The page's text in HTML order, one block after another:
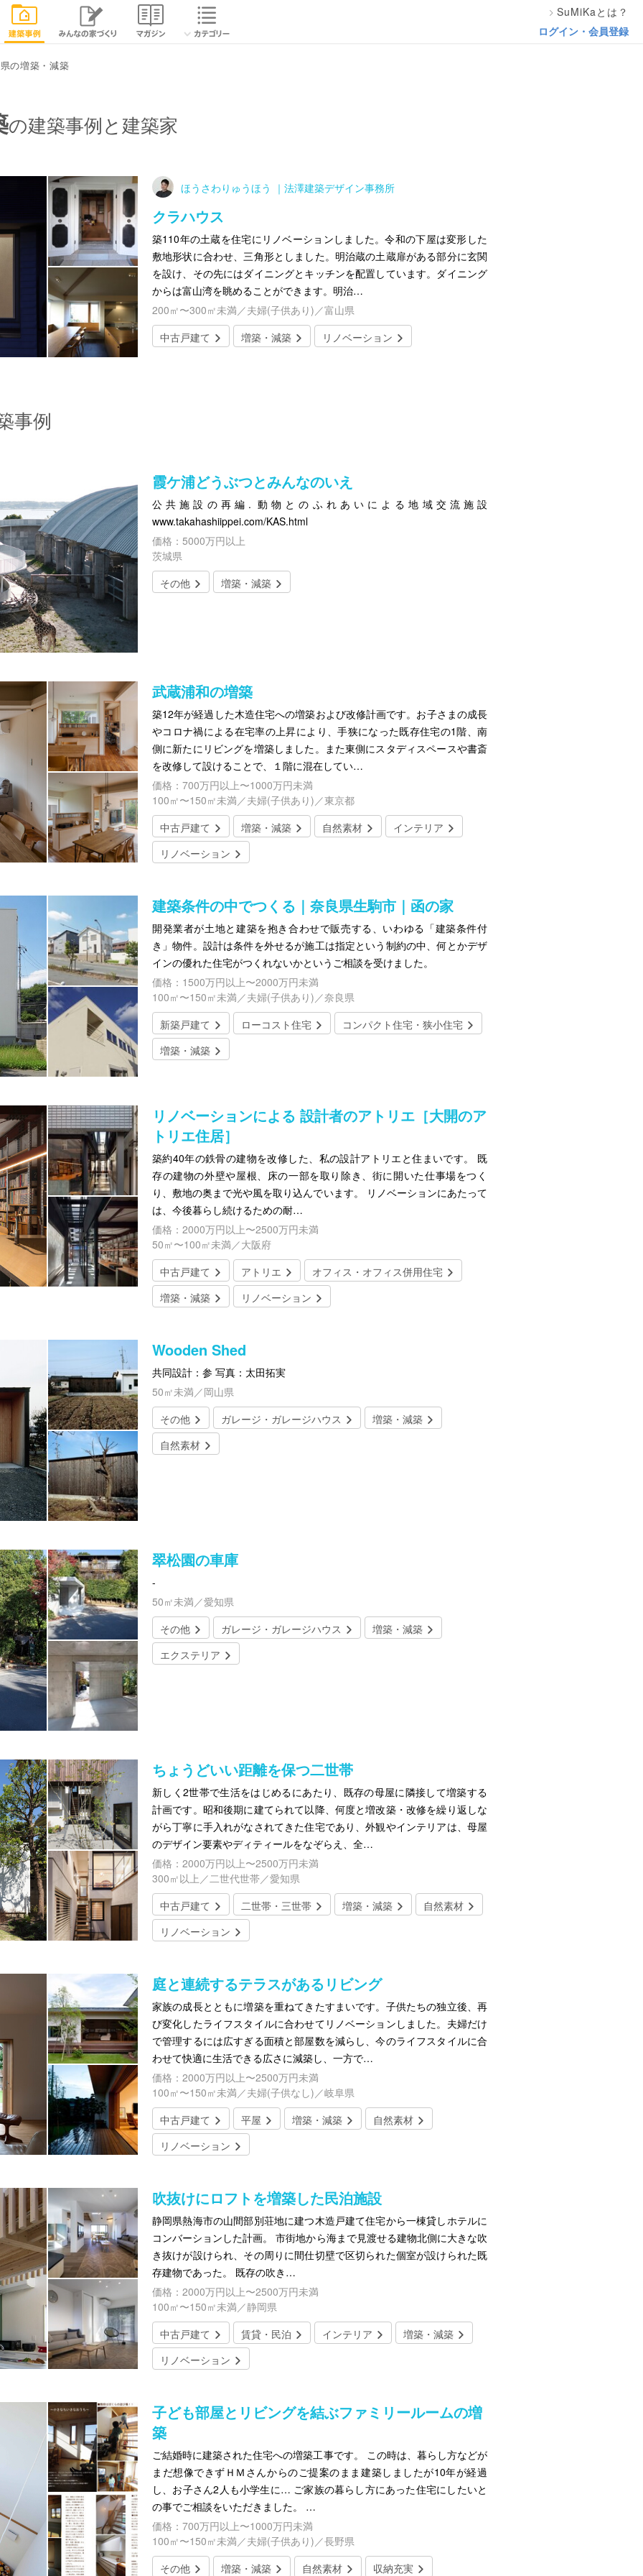
SuMiKaとは？
ログイン・会員登録
の増築・減築
の建築事例と建築家
ほうさわりゅうほう ｜法澤建築デザイン事務所
クラハウス
築110年の土蔵を住宅にリノベーションしました。令和の下屋は変形した
敷地形状に合わせ、三角形としました。明治蔵の土蔵扉がある部分に玄関
を設け、その先にはダイニングとキッチンを配置しています。ダイニング
からは富山湾を眺めることができます。明治…
200㎡〜300㎡未満／夫婦(子供あり)／富山県
中古戸建て
増築・減築 リノベーション
事例
霞ケ浦どうぶつとみんなのいえ
公共施設の再編. 動物とのふれあいによる地域交流施設
www.takahashiippei.com/KAS.html
価格：5000万円以上
茨城県
その他
増築・減築
武蔵浦和の増築
築12年が経過した木造住宅への増築および改修計画です。お子さまの成長
やコロナ禍による在宅率の上昇により、手狭になった既存住宅の1階、南
側に新たにリビングを増築しました。また東側にスタディスペースや書斎
を改修して設けることで、１階に混在してい…
価格：700万円以上〜1000万円未満
100㎡〜150㎡未満／夫婦(子供あり)／東京都
中古戸建て
増築・減築 自然素材
インテリア
リノベーション
建築条件の中でつくる｜奈良県生駒市｜函の家
開発業者が土地と建築を抱き合わせで販売する、いわゆる「建築条件付
き」物件。設計は条件を外せるが施工は指定という制約の中、何とかデザ
インの優れた住宅がつくれないかというご相談を受けました。
価格：1500万円以上〜2000万円未満
100㎡〜150㎡未満／夫婦(子供あり)／奈良県
新築戸建て
ローコスト住宅
コンパクト住宅・狭小住宅
増築・減築
リノベーションによる 設計者のアトリエ［大開のア
トリエ住居］
築約40年の鉄骨の建物を改修した、私の設計アトリエと住まいです。 既
存の建物の外壁や屋根、床の一部を取り除き、街に開いた仕事場をつく
り、敷地の奥まで光や風を取り込んでいます。 リノベーションにあたって
は、今後暮らし続けるための耐…
価格：2000万円以上〜2500万円未満
50㎡〜100㎡未満／大阪府
中古戸建て
アトリエ
オフィス・オフィス併用住宅
増築・減築
リノベーション
Wooden Shed
共同設計：参 写真：太田拓実
50㎡未満／岡山県
その他
ガレージ・ガレージハウス
増築・減築
自然素材
翠松園の車庫
-
50㎡未満／愛知県
その他
ガレージ・ガレージハウス
増築・減築
エクステリア
ちょうどいい距離を保つ二世帯
新しく2世帯で生活をはじめるにあたり、既存の母屋に隣接して増築する
計画です。昭和後期に建てられて以降、何度と増改築・改修を繰り返しな
がら丁寧に手入れがなされてきた住宅であり、外観やインテリアは、母屋
のデザイン要素やディティールをなぞらえ、全…
価格：2000万円以上〜2500万円未満
300㎡以上／二世代世帯／愛知県
中古戸建て
二世帯・三世帯 増築・減築
自然素材
リノベーション
庭と連続するテラスがあるリビング
家族の成長とともに増築を重ねてきたすまいです。子供たちの独立後、再
び変化したライフスタイルに合わせてリノベーションしました。夫婦だけ
で管理するには広すぎる面積と部屋数を減らし、今のライフスタイルに合
わせて快適に生活できる広さに減築し、一方で…
価格：2000万円以上〜2500万円未満
100㎡〜150㎡未満／夫婦(子供なし)／岐阜県
中古戸建て
平屋 増築・減築
自然素材
リノベーション
吹抜けにロフトを増築した民泊施設
静岡県熱海市の山間部別荘地に建つ木造戸建て住宅から一棟貸しホテルに
コンバーションした計画。 市街地から海まで見渡せる建物北側に大きな吹
き抜けが設けられ、その周りに間仕切壁で区切られた個室が設けられた既
存建物であった。 既存の吹き…
価格：2000万円以上〜2500万円未満
100㎡〜150㎡未満／静岡県
中古戸建て
賃貸・民泊 インテリア
増築・減築
リノベーション
子ども部屋とリビングを結ぶファミリールームの増
築
ご結婚時に建築された住宅への増築工事です。 この時は、暮らし方などが
まだ想像できずＨＭさんからのご提案のまま建築しましたが10年が経過
し、お子さん2人も小学生に… ご家族の暮らし方にあった住宅にしたいと
の事でご相談をいただきました。 …
価格：700万円以上〜1000万円未満
100㎡〜150㎡未満／夫婦(子供あり)／長野県
その他
増築・減築 自然素材 収納充実